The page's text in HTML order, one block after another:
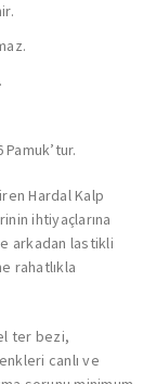
Hardal Kalp
ihtiyaçlarına
arkadan lastikli
rahatlıkla
ter bezi,
canlı ve